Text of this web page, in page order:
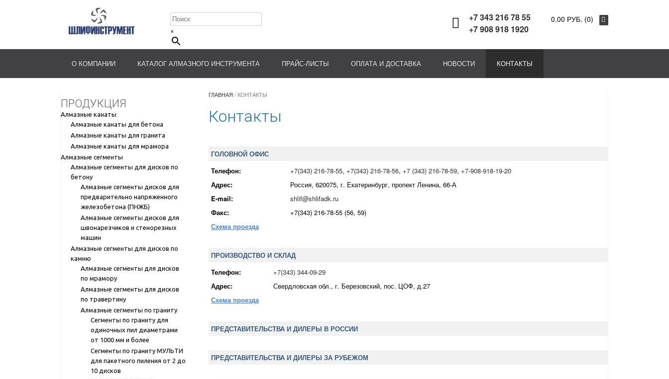
×
+7 343 216 78 55
+7 908 918 1920
0.00 РУБ. (0)
О КОМПАНИИ КАТАЛОГ АЛМАЗНОГО ИНСТРУМЕНТА ПРАЙС-ЛИСТЫ ОПЛАТА И ДОСТАВКА НОВОСТИ КОНТАКТЫ
ПРОДУКЦИЯ
Алмазные канаты
Алмазные канаты для бетона
Алмазные канаты для гранита
Алмазные канаты для мрамора
Алмазные сегменты
Алмазные сегменты для дисков по
бетону
Алмазные сегменты дисков для
предварительно напряженного
железобетона (ПНЖБ)
Алмазные сегменты дисков для
швонарезчиков и стенорезных
машин
Алмазные сегменты для дисков по
камню
Алмазные сегменты для дисков
по мрамору
Алмазные сегменты для дисков
по травертину
Алмазные сегменты по граниту
Сегменты по граниту для
одиночных пил диаметрами
от 1000 мм и более
Сегменты по граниту МУЛЬТИ
для пакетного пиления от 2 до
10 дисков
ГЛАВНАЯ / КОНТАКТЫ
Контакты
ГОЛОВНОЙ ОФИС
Телефон:
+7(343) 216-78-55, +7(343) 216-78-56, +7 (343) 216-78-59, +7-908-918-19-20
Адрес:
Россия, 620075, г. Екатеринбург, пропект Ленина, 66-А
E-mail:
shlif@shlifadk.ru
Факс:
+7(343) 216-78-55 (56, 59)
Схема проезда
ПРОИЗВОДСТВО И СКЛАД
Телефон:
+7(343) 344-09-29
Адрес:
Свердловская обл., г. Березовский, пос. ЦОФ, д.27
Схема проезда
ПРЕДСТАВИТЕЛЬСТВА И ДИЛЕРЫ В РОССИИ
ПРЕДСТАВИТЕЛЬСТВА И ДИЛЕРЫ ЗА РУБЕЖОМ